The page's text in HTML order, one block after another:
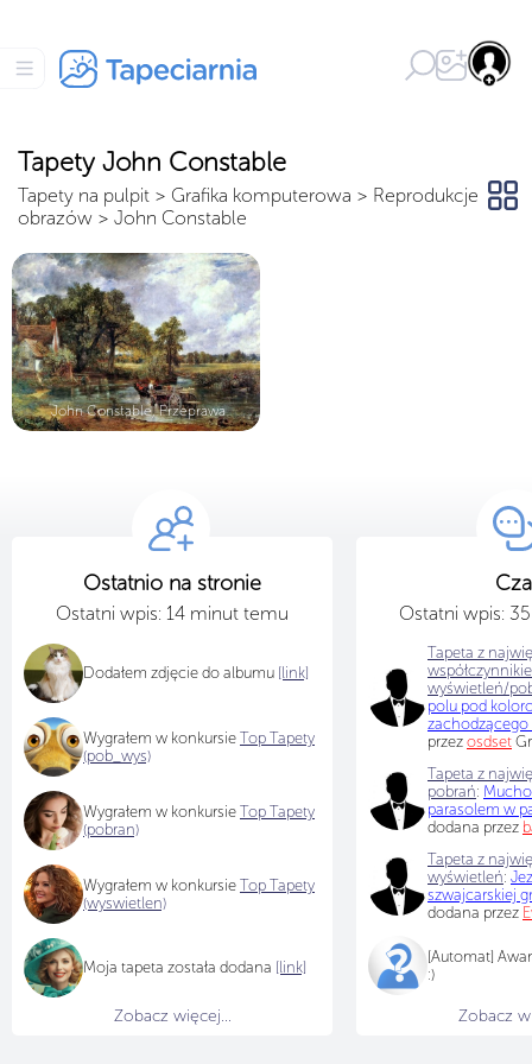
Tapety John Constable
Tapety na pulpit > Grafika komputerowa > Reprodukcje
obrazów > John Constable
John Constable, Przeprawa
Ostatnio na stronie
Ostatni wpis: 14 minut temu
Dodałem zdjęcie do albumu [link]
Wygrałem w konkursie Top Tapety
(pob_wys)
Wygrałem w konkursie Top Tapety
(pobran)
Wygrałem w konkursie Top Tapety
(wyswietlen)
Moja tapeta została dodana [link]
Zobacz więcej...
Ostatni wpis:
Tapeta z
wyświetleń/
polu pod
zachodzącego
przez osdset
Tapeta z
pobrań:
parasolem w
dodana przez
Tapeta z
wyświetleń:
szwajcarskiej
dodana przez
[Automat]
:)
Zobacz